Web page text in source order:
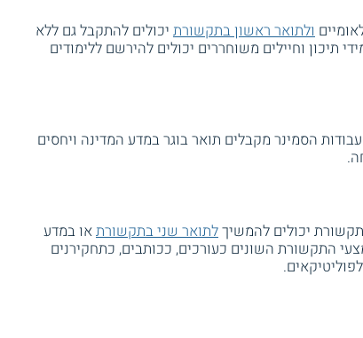
ולתואר ראשון בתקשורת יכולים להתקבל גם ללא
תיכון וחיילים משוחררים יכולים להירשם ללימודים
הסמינר מקבלים תואר בוגר במדע המדינה ויחסים
יכולים להמשיךלתואר שני בתקשורתאו במדע
התקשורת השונים כעורכים, ככותבים, כתחקירנים